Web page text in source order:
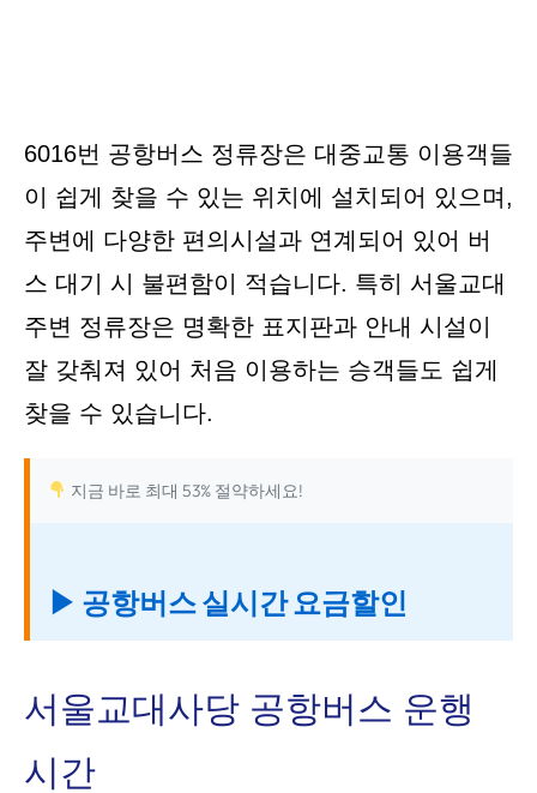
6016번 공항버스 정류장은 대중교통 이용객들
이 쉽게 찾을 수 있는 위치에 설치되어 있으며,
주변에 다양한 편의시설과 연계되어 있어 버
스 대기 시 불편함이 적습니다. 특히 서울교대
주변 정류장은 명확한 표지판과 안내 시설이
잘 갖춰져 있어 처음 이용하는 승객들도 쉽게
찾을 수 있습니다.
지금 바로 최대 53% 절약하세요!
▶ 공항버스 실시간 요금할인
서울교대사당 공항버스 운행
시간